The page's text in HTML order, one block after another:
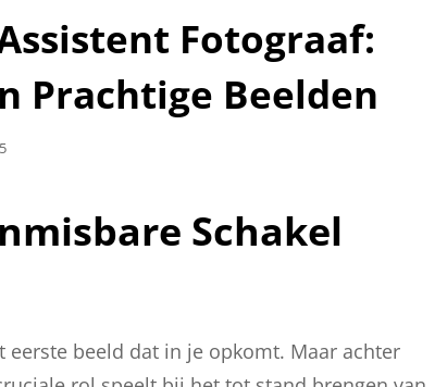
Fotograaf:
Prachtige Beelden
Schakel
beeld dat in je opkomt. Maar achter